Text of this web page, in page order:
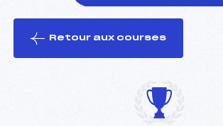
le ski
Retour aux courses